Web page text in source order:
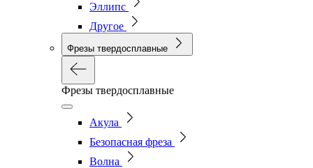
Эллипс
Другое
Фрезы твердосплавные
Фрезы твердосплавные
Акула
Безопасная фреза
Волна